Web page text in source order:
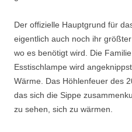
Der offizielle Hauptgrund für
eigentlich auch noch ihr
wo es benötigt wird. Die
Esstischlampe wird
Wärme. Das Höhlenfeuer des
das sich die Sippe
zu sehen, sich zu wärmen.